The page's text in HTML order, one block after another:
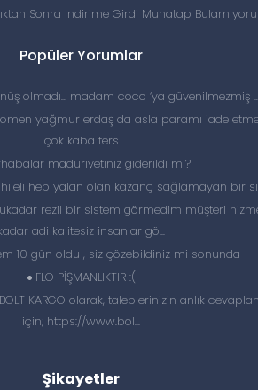
Sonra Indirime Girdi Muhatap
Popüler Yorumlar
olmadı… madam coco ‘ya güvenilmezmiş
yağmur erdaş da asla paramı iade
çok kaba ters
maduriyetiniz giderildi mi?
hep yalan olan kazanç sağlamayan bir
rezil bir sistem görmedim müşteri
adi kalitesiz insanlar gö...
10 gün oldu , siz çözebildiniz mi sonunda
FLO PİŞMANLIKTIR :(
KARGO olarak, taleplerinizin anlık
için; https://www.bol...
Şikayetler